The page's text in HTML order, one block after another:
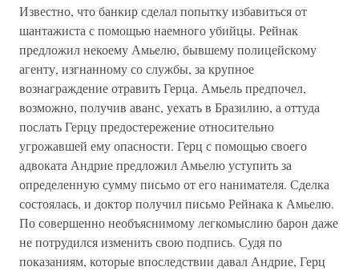
Известно, что банкир сделал попытку избавиться от
шантажиста с помощью наемного убийцы. Рейнак
предложил некоему Амьелю, бывшему полицейскому
агенту, изгнанному со службы, за крупное
вознаграждение отравить Герца. Амьель предпочел,
возможно, получив аванс, уехать в Бразилию, а оттуда
послать Герцу предостережение относительно
угрожавшей ему опасности. Герц с помощью своего
адвоката Андрие предложил Амьелю уступить за
определенную сумму письмо от его нанимателя. Сделка
состоялась, и доктор получил письмо Рейнака к Амьелю.
По совершенно необъяснимому легкомыслию барон даже
не потрудился изменить свою подпись. Судя по
показаниям, которые впоследствии давал Андрие, Герц